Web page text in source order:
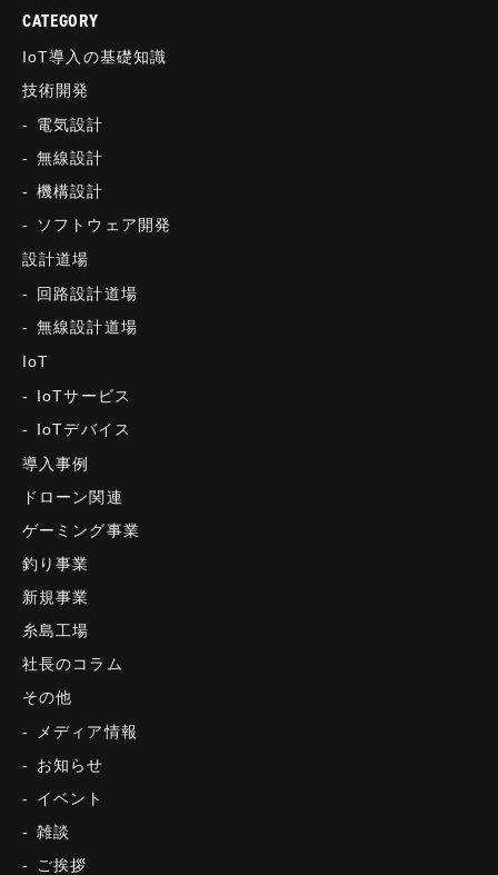
CATEGORY
IoT導入の基礎知識
技術開発
電気設計
無線設計
機構設計
ソフトウェア開発
設計道場
回路設計道場
無線設計道場
IoT
IoTサービス
IoTデバイス
導入事例
ドローン関連
ゲーミング事業
釣り事業
新規事業
糸島工場
社長のコラム
その他
メディア情報
お知らせ
イベント
雑談
ご挨拶